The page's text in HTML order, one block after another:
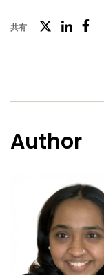
共有
ツ
ー
ス
ッ
Author